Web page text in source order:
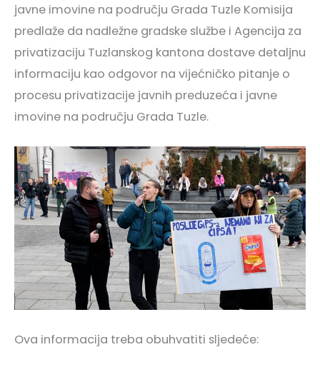
javne imovine na području Grada Tuzle Komisija
predlaže da nadležne gradske službe i Agencija za
privatizaciju Tuzlanskog kantona dostave detaljnu
informaciju kao odgovor na vijećničko pitanje o
procesu privatizacije javnih preduzeća i javne
imovine na području Grada Tuzle.
Ova informacija treba obuhvatiti sljedeće: